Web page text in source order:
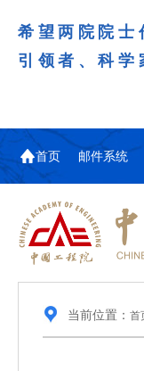
希望两院院士
引领者、科
首页 邮件系统
当前位置： 首